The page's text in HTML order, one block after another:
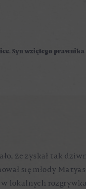
Syn wziętego
że zyskał tak
się młody
lokalnych